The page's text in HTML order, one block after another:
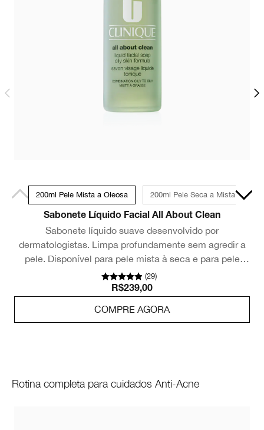
200ml Pele Mista a Oleosa 200ml Pele Seca a Mista
Sabonete Líquido Facial All About Clean
Sabonete líquido suave desenvolvido por
dermatologistas. Limpa profundamente sem agredir a
pele. Disponível para pele mista à seca e para pele
mista à oleosa.
(29)
R$239,00
COMPRE AGORA
Rotina completa para cuidados Anti-Acne